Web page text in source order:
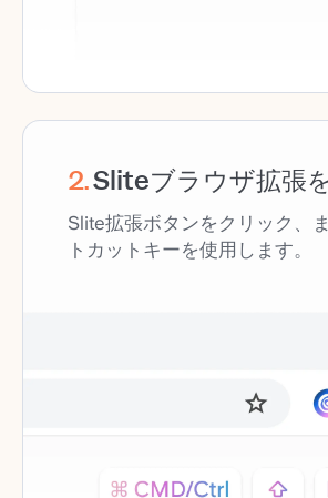
2.Sliteブラウザ拡張
Slite拡張ボタンをクリック、
トカットキーを使用します。